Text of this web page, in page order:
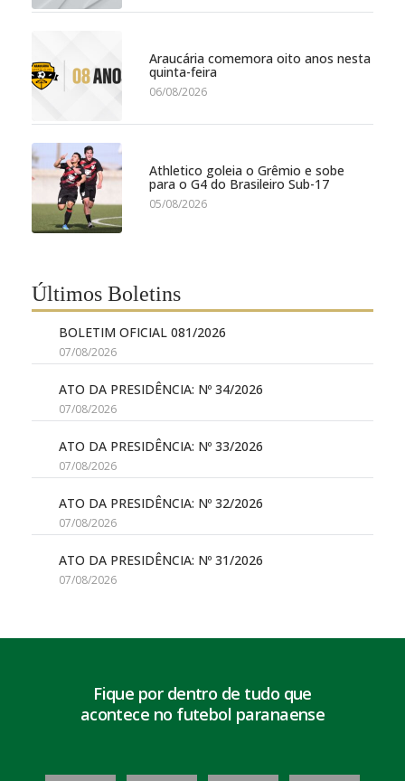
Araucária comemora oito anos nesta
quinta-feira
06/08/2026
Athletico goleia o Grêmio e sobe
para o G4 do Brasileiro Sub-17
05/08/2026
Últimos Boletins
BOLETIM OFICIAL 081/2026
07/08/2026
ATO DA PRESIDÊNCIA: Nº 34/2026
07/08/2026
ATO DA PRESIDÊNCIA: Nº 33/2026
07/08/2026
ATO DA PRESIDÊNCIA: Nº 32/2026
07/08/2026
ATO DA PRESIDÊNCIA: Nº 31/2026
07/08/2026
Fique por dentro de tudo que
acontece no futebol paranaense